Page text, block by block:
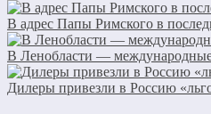
В адрес Папы Римского в
В Ленобласти —
Дилеры привезли в Россию